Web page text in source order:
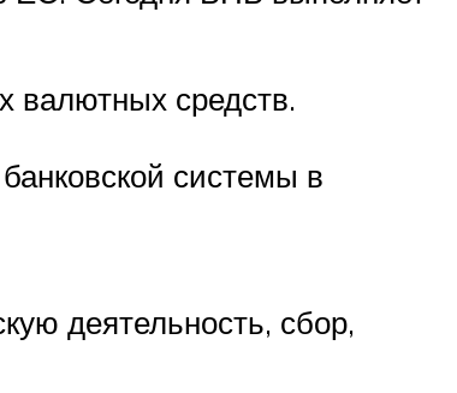
валютных средств.
системы в
деятельность, сбор,